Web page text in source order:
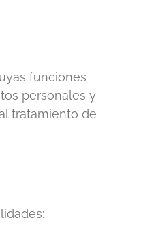
funciones
personales y
tratamiento de